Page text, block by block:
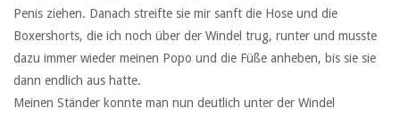
Penis ziehen. Danach streifte sie mir sanft die Hose und die
Boxershorts, die ich noch über der Windel trug, runter und musste
dazu immer wieder meinen Popo und die Füße anheben, bis sie sie
dann endlich aus hatte.
Meinen Ständer konnte man nun deutlich unter der Windel